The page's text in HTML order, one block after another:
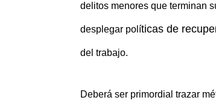
delitos menores que terminan
desplegar políticas de
del trabajo.
Deberá ser primordial trazar